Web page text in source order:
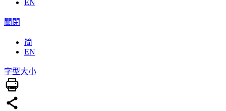
EN
關閉
简
EN
字型大小